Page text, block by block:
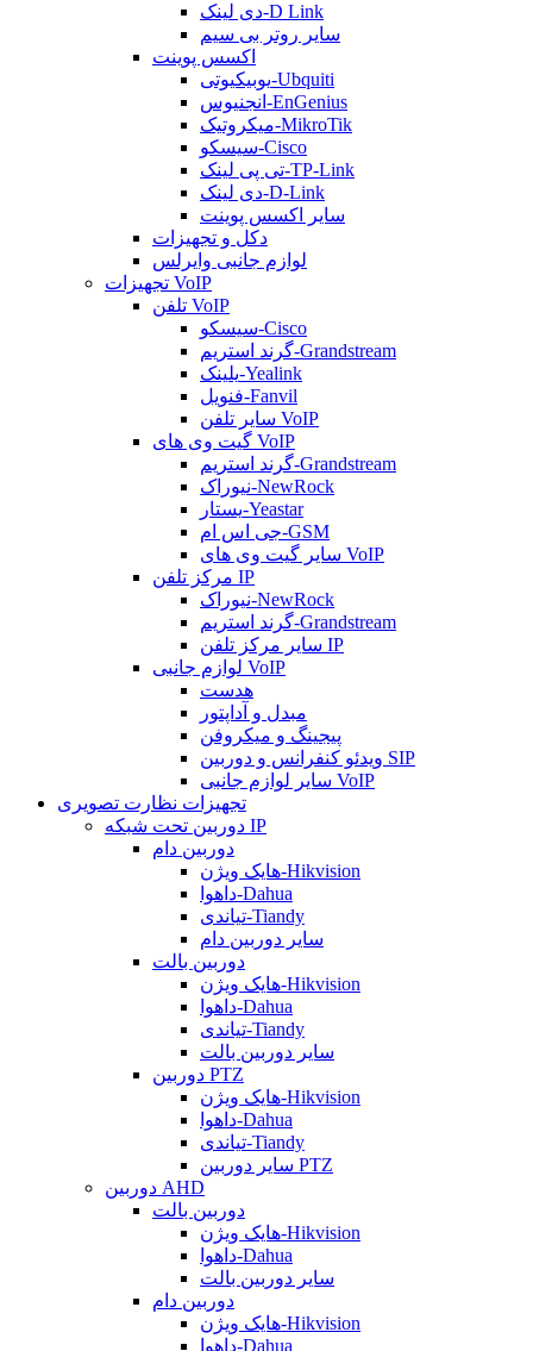
دی لینک-D Link
سایر روتر بی سیم
اکسس پوینت
یوبیکیوتی-Ubquiti
انجنیوس-EnGenius
میکروتیک-MikroTik
سیسکو-Cisco
تی پی لینک-TP-Link
دی لینک-D-Link
سایر اکسس پوینت
دکل و تجهیزات
لوازم جانبی وایرلس
تجهیزات VoIP
تلفن VoIP
سیسکو-Cisco
گرند استریم-Grandstream
یلینک-Yealink
فنویل-Fanvil
سایر تلفن VoIP
گیت وی های VoIP
گرند استریم-Grandstream
نیوراک-NewRock
یستار-Yeastar
جی اس ام-GSM
سایر گیت وی های VoIP
مرکز تلفن IP
نیوراک-NewRock
گرند استریم-Grandstream
سایر مرکز تلفن IP
لوازم جانبی VoIP
هدست
مبدل و آداپتور
پیجینگ و میکروفن
ویدئو کنفرانس و دوربین SIP
سایر لوازم جانبی VoIP
تجهیزات نظارت تصویری
دوربین تحت شبکه IP
دوربین دام
هایک ویژن-Hikvision
داهوا-Dahua
تیاندی-Tiandy
سایر دوربین دام
دوربین بالت
هایک ویژن-Hikvision
داهوا-Dahua
تیاندی-Tiandy
سایر دوربین بالت
دوربین PTZ
هایک ویژن-Hikvision
داهوا-Dahua
تیاندی-Tiandy
سایر دوربین PTZ
دوربین AHD
دوربین بالت
هایک ویژن-Hikvision
داهوا-Dahua
سایر دوربین بالت
دوربین دام
هایک ویژن-Hikvision
داهوا-Dahua